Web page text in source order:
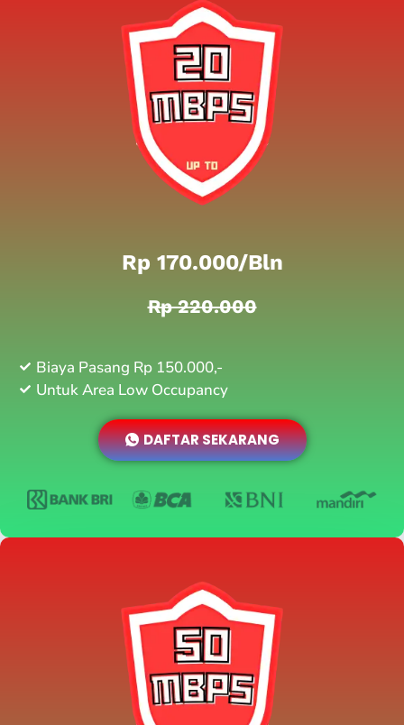
Rp 170.000/bln
Rp 220.000
Biaya Pasang Rp 150.000,-
Untuk Area Low Occupancy
DAFTAR SEKARANG